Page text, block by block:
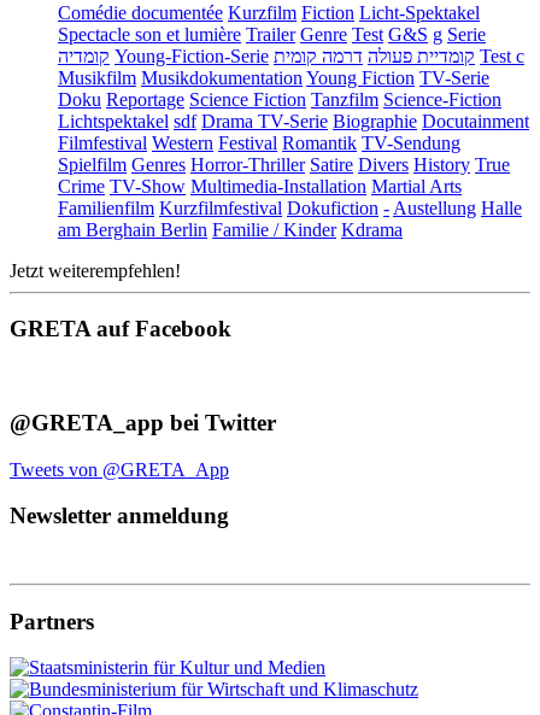
Comédie documentée Kurzfilm Fiction Licht-Spektakel
Spectacle son et lumière Trailer Genre Test G&S g Serie
קומדיה Young-Fiction-Serie קומדיית פעולה דרמה קומית
Test c
Musikfilm Musikdokumentation Young Fiction TV-Serie
Doku Reportage Science Fiction Tanzfilm Science-Fiction
Lichtspektakel sdf Drama TV-Serie Biographie Docutainment
Filmfestival Western Festival Romantik TV-Sendung
Spielfilm Genres Horror-Thriller Satire Divers History True
Crime TV-Show Multimedia-Installation Martial Arts
Familienfilm Kurzfilmfestival Dokufiction - Austellung Halle
am Berghain Berlin Familie / Kinder Kdrama
Jetzt weiterempfehlen!
GRETA auf Facebook
@GRETA_app bei Twitter
Tweets von @GRETA_App
Newsletter anmeldung
Partners